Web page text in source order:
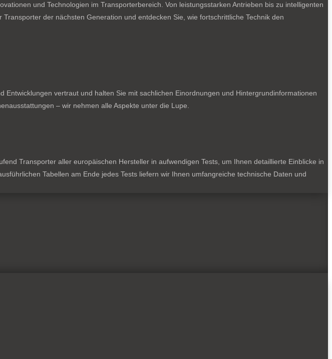
und Technologien im Transporterbereich. Von leistungsstarken Antrieben bis zu intelligenten
der nächsten Generation und entdecken Sie, wie fortschrittliche Technik den
vertraut und halten Sie mit sachlichen Einordnungen und Hintergrundinformationen
– wir nehmen alle Aspekte unter die Lupe.
Transporter aller europäischen Hersteller in aufwendigen Tests, um Ihnen detaillierte Einblicke in
Tabellen am Ende jedes Tests liefern wir Ihnen umfangreiche technische Daten und